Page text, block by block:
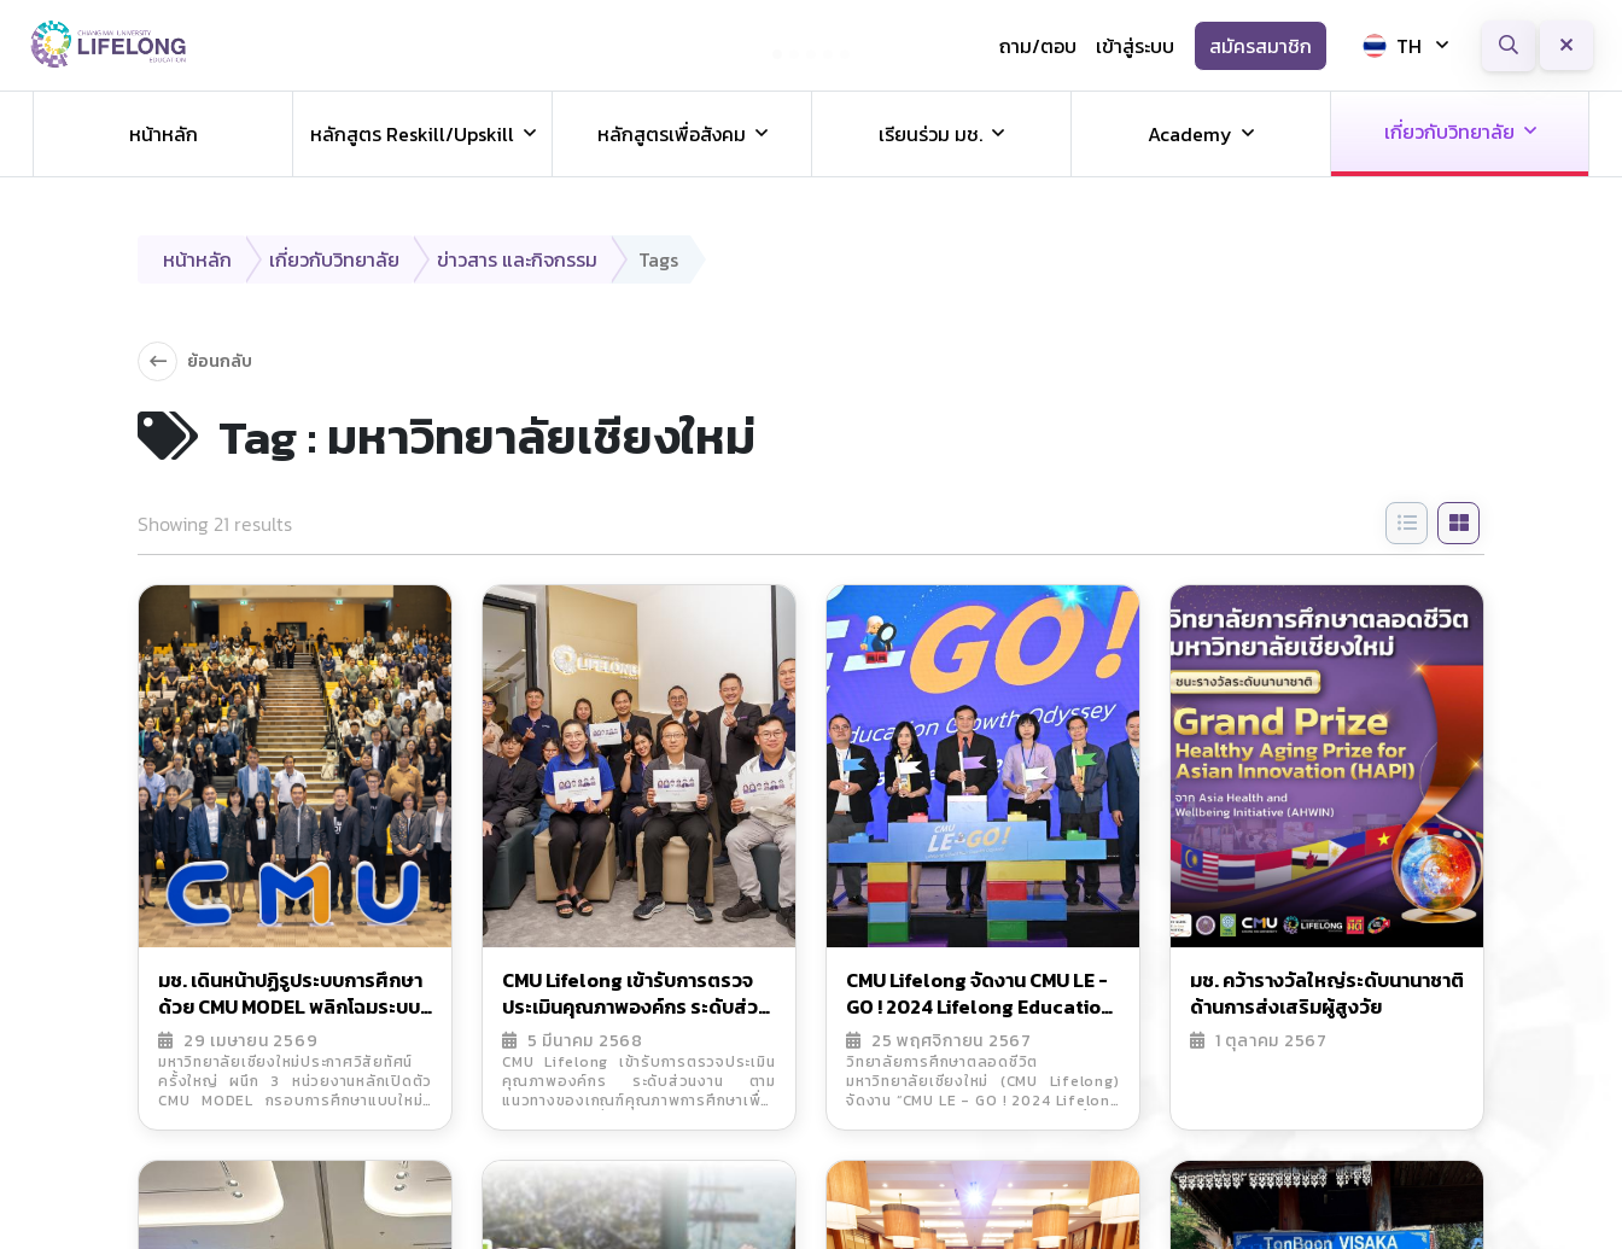
ถาม/ตอบ เข้าสู่ระบบ สมัครสมาชิก TH
ข่าวประชาสัมพันธ์
ข่าวสารองค์กร ข่าวสารกิจกรรม
หน้าหลัก
หลักสูตร Reskill/Upskill หลักสูตรเพื่อสังคม เรียนร่วม มช. Academy เกี่ยวกับวิทยาลัย
หน้าหลัก เกี่ยวกับวิทยาลัย ข่าวสาร และกิจกรรม Tags
ย้อนกลับ
Tag : มหาวิทยาลัยเชียงใหม่
Showing 21 results
มช. เดินหน้าปฏิรูประบบการศึกษา
ด้วย CMU MODEL พลิกโฉมระบบ
การศึกษา
29 เมษายน 2569
มหาวิทยาลัยเชียงใหม่ประกาศวิสัยทัศน์
ครั้งใหญ่ ผนึก 3 หน่วยงานหลักเปิดตัว
CMU MODEL กรอบการศึกษาแบบใหม่ที่
ถึงตลาดแรงงานโลกในงาน "CMU
CMU Lifelong เข้ารับการตรวจ
ประเมินคุณภาพองค์กร ระดับส่วน
งาน ตามแนวทางของเกณฑ์
คุณภาพการศึกษาเพื่อการดำเนิน
การที่เป็นเลิศ (CMU-EdPEx)
ประจำปีการศึกษา 2566
5 มีนาคม 2568
CMU Lifelong เข้ารับการตรวจประเมิน
คุณภาพองค์กร ระดับส่วนงาน ตาม
แนวทางของเกณฑ์คุณภาพการศึกษาเพื่อ
CMU Lifelong จัดงาน CMU LE -
GO ! 2024 Lifelong Education
Growth Odyssey เปิดบ้าน
ต้อนรับผู้บริหารและบุคลากร มช.
เชื่อมความร่วมมือระหว่างคณะ
พร้อมสร้างโอกาสเติบโตอย่าง
ยั่งยืน
25 พฤศจิกายน 2567
วิทยาลัยการศึกษาตลอดชีวิต
มหาวิทยาลัยเชียงใหม่ (CMU Lifelong)
จัดงาน “CMU LE - GO ! 2024 Lifelong
Education Growth Odyssey ต่อยอด
อนาคตการเรียนรู้ที่ไม่สิ้นสุด” ชวนผู้
บริหารและบุคลากรจาก 23 คณะและส่วน
งานภายในมหาวิทยาลัยเชียงใหม่ ร่วมรับ
ฟังวิสัยทัศน์ของ LE
มช. คว้ารางวัลใหญ่ระดับนานาชาติ
ด้านการส่งเสริมผู้สูงวัย
1 ตุลาคม 2567